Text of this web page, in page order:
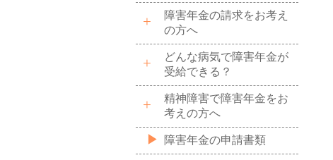
障害年金の請求をお考え
の方へ
どんな病気で障害年金が
受給できる？
精神障害で障害年金をお
考えの方へ
障害年金の申請書類